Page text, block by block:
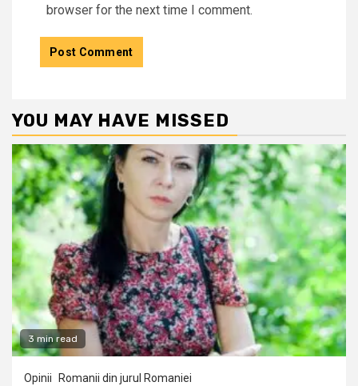
browser for the next time I comment.
YOU MAY HAVE MISSED
3 min read
Opinii Romanii din jurul Romaniei